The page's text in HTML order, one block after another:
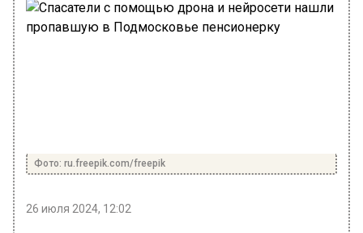
Фото: ru.freepik.com/freepik
26 июля 2024, 12:02